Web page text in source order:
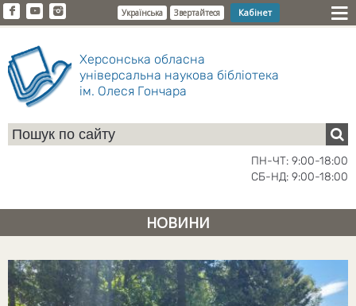
Українська Звертайтеся Кабінет
Херсонська обласна
універсальна наукова бібліотека
ім. Олеся Гончара
ПН-ЧТ: 9:00-18:00
СБ-НД: 9:00-18:00
НОВИНИ